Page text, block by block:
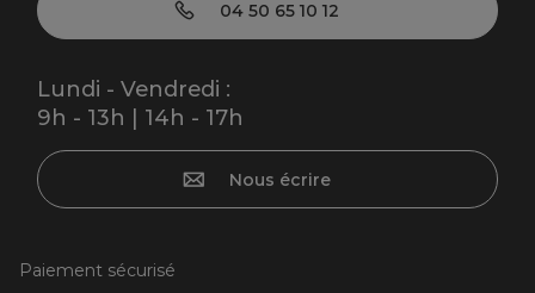
04 50 65 10 12
Lundi - Vendredi :
9h - 13h | 14h - 17h
Nous écrire
Paiement sécurisé